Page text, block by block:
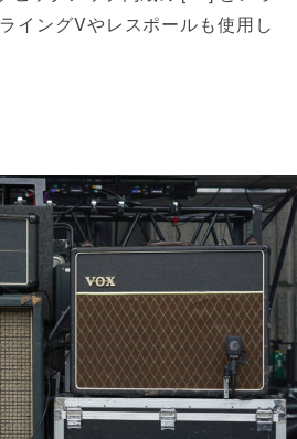
イングVやレスポールも使用し